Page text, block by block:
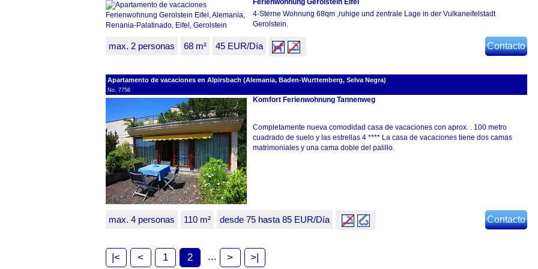
Ferienwohnung Gerolstein Eifel
4-Sterne Wohnung 68qm ,ruhige und zentrale Lage in der Vulkaneifelstadt
Gerolstein.
max. 2 personas 68 m² 45 EUR/Día Contacto
Apartamento de vacaciones en Alpirsbach (Alemania, Baden-Wurttemberg, Selva Negra)
No. 7756
Komfort Ferienwohnung Tannenweg
Completamente nueva comodidad casa de vacaciones con aprox. . 100 metro
cuadrado de suelo y las estrellas 4 **** La casa de vacaciones tiene dos camas
matrimoniales y una cama doble del palillo.
max. 4 personas 110 m² desde 75 hasta 85 EUR/Día Contacto
|< < 1 2 ... > >|